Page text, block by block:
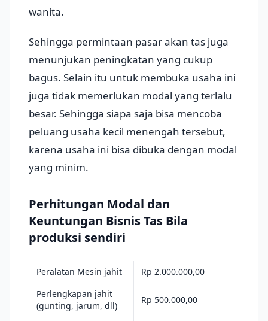
wanita.
Sehingga permintaan pasar akan tas juga
menunjukan peningkatan yang cukup
bagus. Selain itu untuk membuka usaha ini
juga tidak memerlukan modal yang terlalu
besar. Sehingga siapa saja bisa mencoba
peluang usaha kecil menengah tersebut,
karena usaha ini bisa dibuka dengan modal
yang minim.
Perhitungan Modal dan
Keuntungan Bisnis Tas Bila
produksi sendiri
Peralatan Mesin jahit
Rp 2.000.000,00
Perlengkapan jahit
(gunting, jarum, dll)
Rp 500.000,00